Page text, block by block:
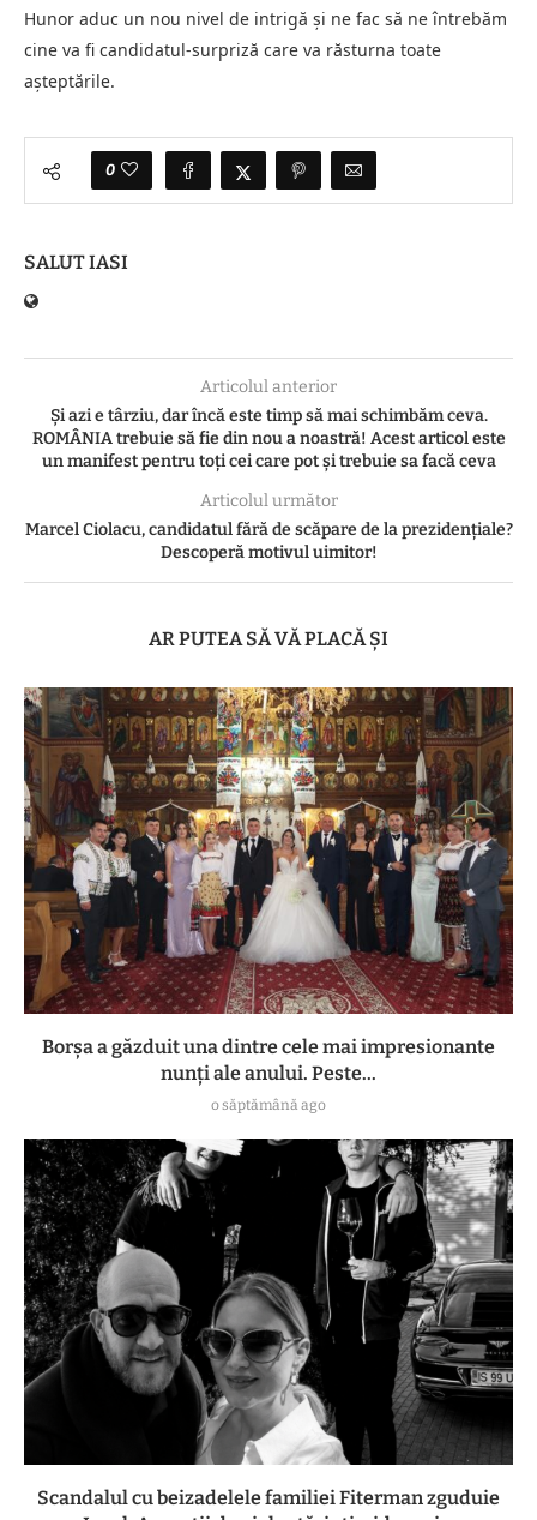
Hunor aduc un nou nivel de intrigă și ne fac să ne întrebăm
cine va fi candidatul-surpriză care va răsturna toate
așteptările.
0
SALUT IASI
Articolul anterior
Și azi e târziu, dar încă este timp să mai schimbăm ceva.
ROMÂNIA trebuie să fie din nou a noastră! Acest articol este
un manifest pentru toți cei care pot și trebuie sa facă ceva
Articolul următor
Marcel Ciolacu, candidatul fără de scăpare de la prezidențiale?
Descoperă motivul uimitor!
AR PUTEA SĂ VĂ PLACĂ ȘI
Borșa a găzduit una dintre cele mai impresionante
nunți ale anului. Peste...
o săptămână ago
Scandalul cu beizadelele familiei Fiterman zguduie